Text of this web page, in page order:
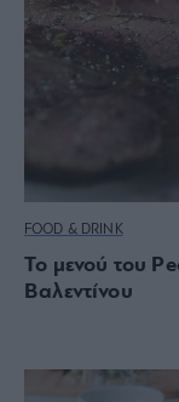
FOOD & DRINK
To μενού του
Βαλεντίνου